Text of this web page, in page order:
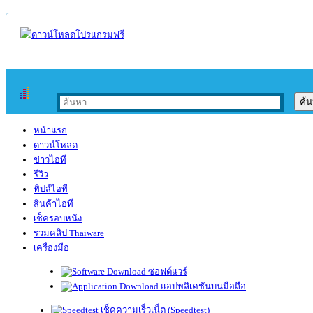
หน้าแรก
ดาวน์โหลด
ข่าวไอที
รีวิว
ทิปส์ไอที
สินค้าไอที
เช็ครอบหนัง
รวมคลิป Thaiware
เครื่องมือ
ซอฟต์แวร์
แอปพลิเคชันบนมือถือ
เช็คความเร็วเน็ต (Speedtest)